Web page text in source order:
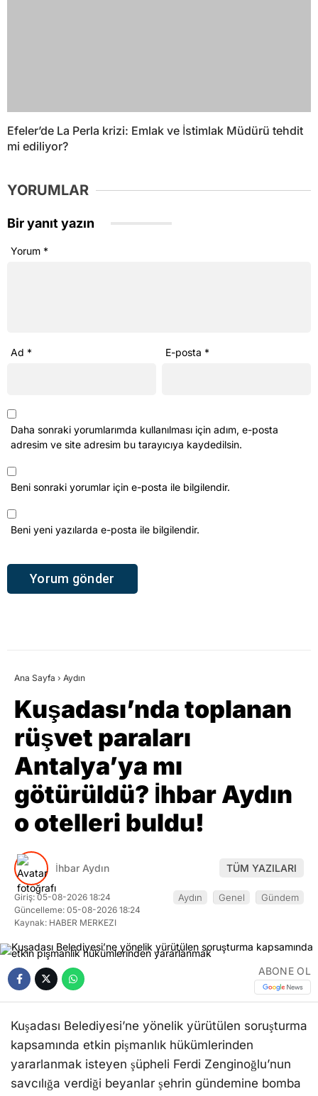
Efeler’de La Perla krizi: Emlak ve İstimlak Müdürü tehdit
mi ediliyor?
YORUMLAR
Bir yanıt yazın
Yorum *
Ad * E-posta *
Daha sonraki yorumlarımda kullanılması için adım, e-posta
adresim ve site adresim bu tarayıcıya kaydedilsin.
Beni sonraki yorumlar için e-posta ile bilgilendir.
Beni yeni yazılarda e-posta ile bilgilendir.
Ana Sayfa › Aydın
Kuşadası’nda toplanan
rüşvet paraları
Antalya’ya mı
götürüldü? İhbar Aydın
o otelleri buldu!
İhbar Aydın TÜM YAZILARI
Giriş: 05-08-2026 18:24
Güncelleme: 05-08-2026 18:24
Kaynak: HABER MERKEZI
Aydın Genel Gündem
ABONE OL
Kuşadası Belediyesi’ne yönelik yürütülen soruşturma
kapsamında etkin pişmanlık hükümlerinden
yararlanmak isteyen şüpheli Ferdi Zenginoğlu’nun
savcılığa verdiği beyanlar şehrin gündemine bomba